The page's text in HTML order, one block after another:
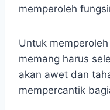
memperoleh
Untuk
memang harus
akan awet dan
mempercantik